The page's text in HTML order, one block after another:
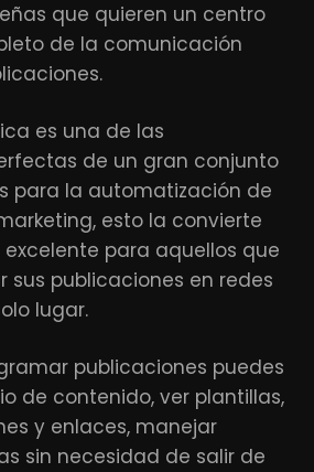
que quieren un centro
de la comunicación
es una de las
de un gran conjunto
para la automatización de
esto la convierte
para aquellos que
sus publicaciones en redes
lugar.
publicaciones puedes
de contenido, ver plantillas,
y enlaces, manejar
sin necesidad de salir de